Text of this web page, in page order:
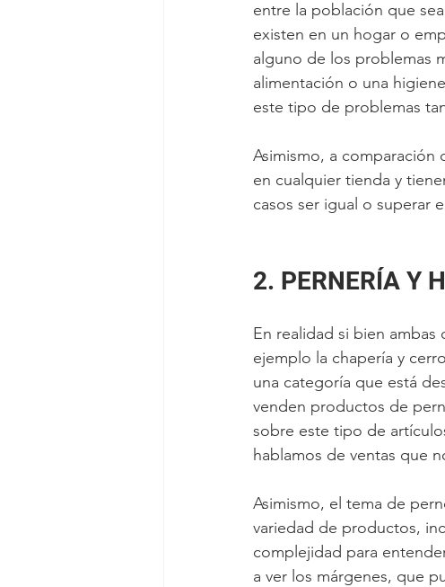
entre la población que
existen en un hogar o
alguno de los problemas
alimentación o una
este tipo de problemas
Asimismo, a
en cualquier tienda y
casos ser igual o superar
2. PERNERÍA Y
En realidad si bien
ejemplo la chapería y
una categoría que está
venden productos de
sobre este tipo de
hablamos de ventas que
Asimismo, el tema de
variedad de productos,
complejidad para
a ver los márgenes, que